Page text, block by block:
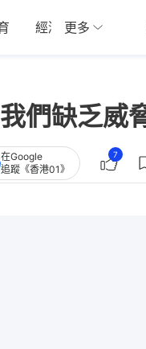
經濟 01深圳
更多
們缺乏威
在Google
追蹤《香港01》
7